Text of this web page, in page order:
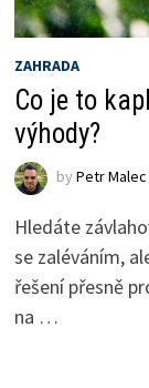
ZAHRADA
Co je to
výhody?
by Petr Malec
Hledáte
se zaléváním,
řešení přesně
na …